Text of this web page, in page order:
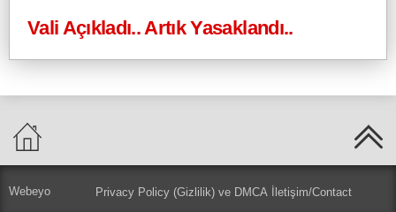
Vali Açıkladı.. Artık Yasaklandı..
Webeyo Privacy Policy (Gizlilik) ve DMCA İletişim/Contact